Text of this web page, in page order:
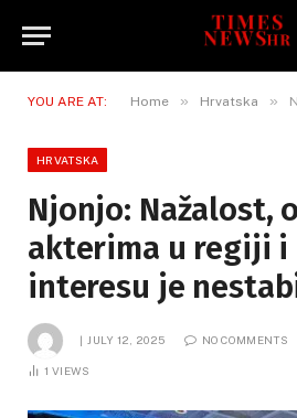
YOU ARE AT: Home » Hrvatska »
HRVATSKA
Njonjo: Nažalost,
akterima u regiji i
interesu je
JULY 12, 2025 NO COMMENTS
1 VIEWS